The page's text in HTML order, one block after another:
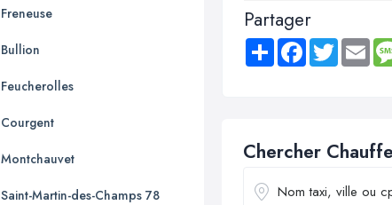
Freneuse
Bullion
Feucherolles
Courgent
Montchauvet
Saint-Martin-des-Champs 78
Partager
Share FacebookTwitter
Chercher